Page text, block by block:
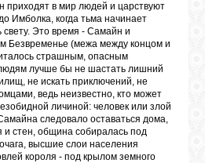
приходят в мир людей и царствуют
Имболка, когда тьма начинает
свету. Это время - Самайн и
Безвременье (межа между концом и
страшным, опасным
лучше бы не шастать лишний
не искать приключений, не
ведь неизвестно, кто может
личиной: человек или злой
следовало оставаться дома,
и стен, община собиралась под
высшие слои населения
короля - под крылом земного